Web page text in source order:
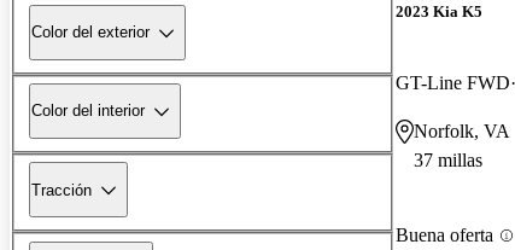
Color del exterior
Color del interior
Tracción
2023 Kia K5
GT-Line FWD
Norfolk, VA
37 millas
Buena oferta